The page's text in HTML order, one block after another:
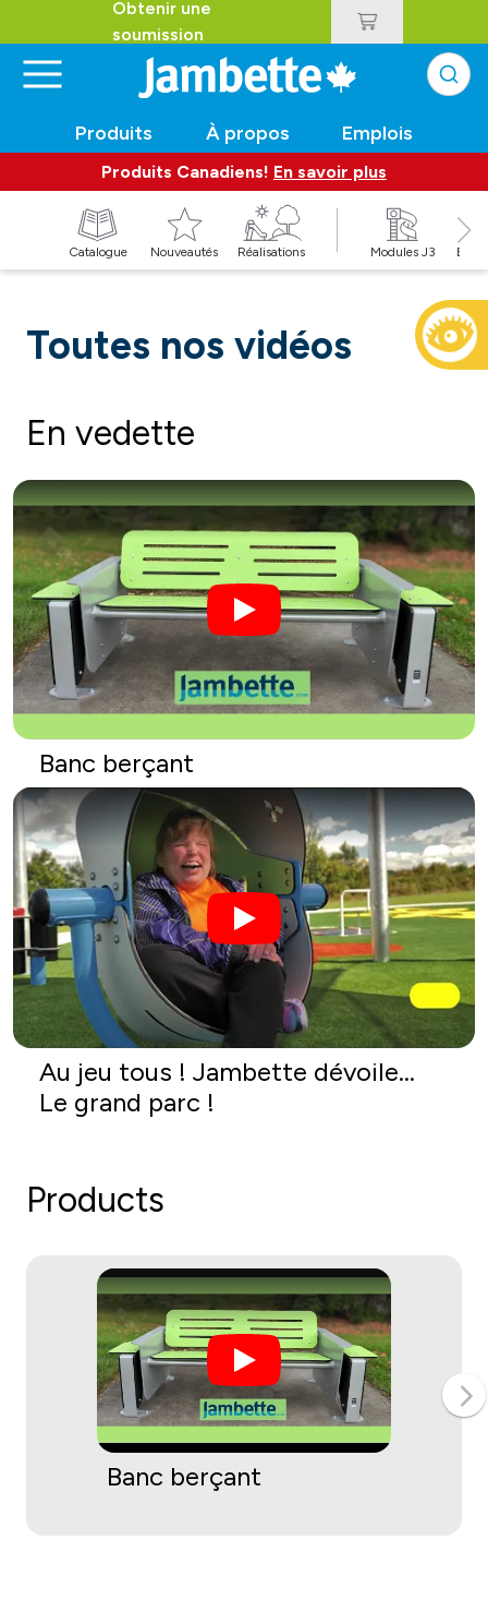
Obtenir une
soumission
Produits À propos Emplois
Produits Canadiens! En savoir plus
Catalogue Nouveautés Réalisations Modules J3
Toutes nos vidéos
En vedette
Banc berçant
Au jeu tous ! Jambette dévoile...
Le grand parc !
Products
Banc berçant